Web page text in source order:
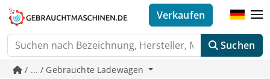
Suchen
Verkaufen
/ ... / Gebrauchte Ladewagen